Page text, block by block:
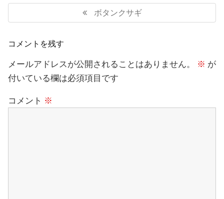
ナ
ゲ
シ
ョ
ン
Previous
Post:
ボタンクサギ
コメントを残す
メールアドレスが公開されることはありません。 ※ が
付いている欄は必須項目です
コメント ※